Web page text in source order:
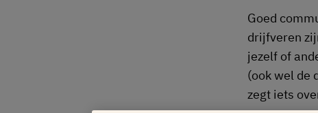
Goed
drijfveren
jezelf of
(ook wel de
zegt iets